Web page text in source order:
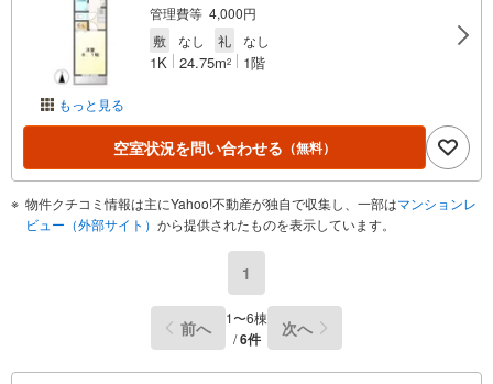
もっと見る
管理費等 4,000円
敷
なし 礼 なし
1K 24.75m2 1階
空室状況を問い合わせる （無料）
物件クチコミ情報は主にYahoo!不動産が独自で収集し、一部はマンションレ
ビュー（外部サイト） から提供されたものを表示しています。
1
前へ
1〜6棟
/6件 次へ